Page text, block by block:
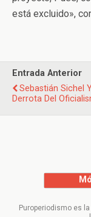
está excluido»,
Entrada Anterior
Sebastián Sichel
Derrota Del
Puroperiodismo es